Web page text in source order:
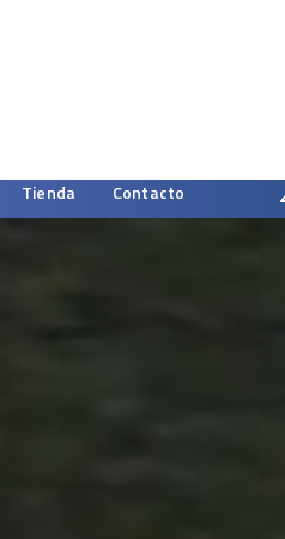
Tienda Contacto